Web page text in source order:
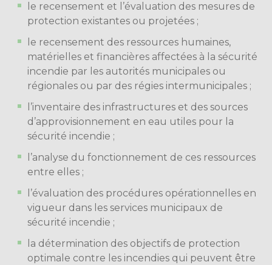
le recensement et l’évaluation des mesures de
protection existantes ou projetées ;
le recensement des ressources humaines,
matérielles et financières affectées à la sécurité
incendie par les autorités municipales ou
régionales ou par des régies intermunicipales ;
l’inventaire des infrastructures et des sources
d’approvisionnement en eau utiles pour la
sécurité incendie ;
l’analyse du fonctionnement de ces ressources
entre elles ;
l’évaluation des procédures opérationnelles en
vigueur dans les services municipaux de
sécurité incendie ;
la détermination des objectifs de protection
optimale contre les incendies qui peuvent être